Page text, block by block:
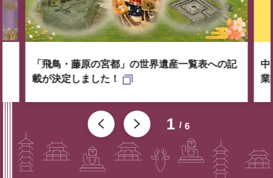
1 6
「飛鳥・藤原の宮都」の世界遺産一覧表への記
載が決定しました！
中
業